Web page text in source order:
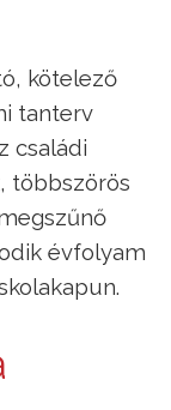
kötelező
tanterv
családi
többszörös
évfolyam